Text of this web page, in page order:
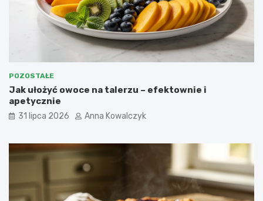
POZOSTAŁE
Jak ułożyć owoce na talerzu – efektownie i
apetycznie
31 lipca 2026 Anna Kowalczyk